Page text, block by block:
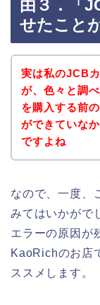
由３．「
せたこと
実は私のJCB
が、色々と調
を購入する前
ができていな
ですよね
なので、一度、
みてはいかがで
エラーの原因が
KaoRichのお店
ススメします。